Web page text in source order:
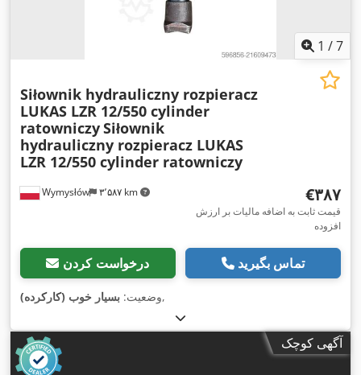
1 /7
Wymysłów ۳٬۵۸۷ km
Siłownik hydrauliczny rozpieracz
LUKAS LZR 12/550 cylinder
ratowniczySiłownik
hydrauliczny rozpieracz LUKAS
LZR 12/550 cylinder ratowniczy
‎€۳۸۷
قیمت ثابت به اضافه مالیات بر ارزش
افزوده
درخواست کردن تماس بگیرید
وضعیت: بسیار خوب (کارکرده) ,
آگهی کوچک